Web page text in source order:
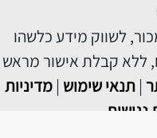
לשווק מידע כלשהו
ללא קבלת אישור מראש
| תנאי שימוש | מדיניות